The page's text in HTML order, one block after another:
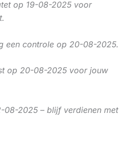
op 19-08-2025 voor
een controle op 20-08-2025.
op 20-08-2025 voor jouw
08-2025 – blijf verdienen met